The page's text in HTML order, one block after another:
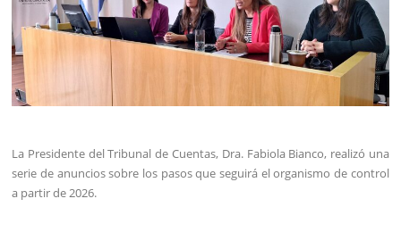
La Presidente del Tribunal de Cuentas, Dra. Fabiola Bianco, realizó una
serie de anuncios sobre los pasos que seguirá el organismo de control
a partir de 2026.